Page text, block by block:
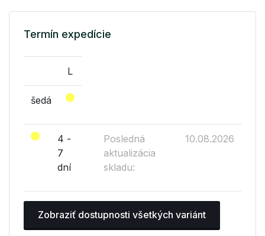
Termín expedície
L
šedá
4 -
7
dní
Posledná
aktualizácia
skladu:
10.08.2026
Zobraziť dostupnosti všetkých variánt